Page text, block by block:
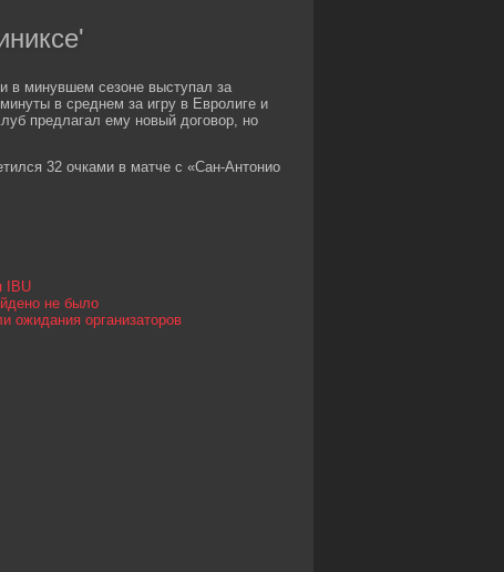
в минувшем сезоне выступал за
в среднем за игру в Евролиге и
предлагал ему новый договор, но
32 очками в матче с «Сан-Антонио
IBU
не было
ожидания организаторов